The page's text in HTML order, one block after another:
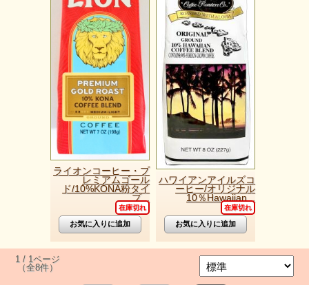
ライオンコーヒー・プ
レミアムゴール
ド/10%KONA粉タイ
プ...
在庫切れ
ハワイアンアイルズコ
ーヒー/オリジナル
10％Hawaiian...
在庫切れ
1 / 1ページ
（全8件）